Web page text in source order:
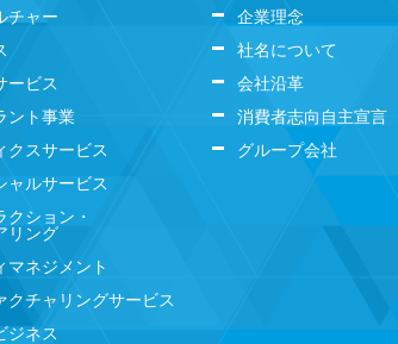
チャー
ービス
ント事業
クスサービス
ャルサービス
クション・
リング
マネジメント
クチャリングサービス
ジネス
企業理念
社名について
会社沿革
消費者志向自主宣言
グループ会社